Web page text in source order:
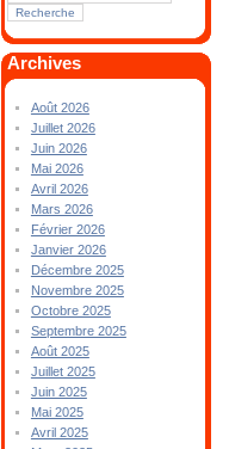
Archives
Août 2026
Juillet 2026
Juin 2026
Mai 2026
Avril 2026
Mars 2026
Février 2026
Janvier 2026
Décembre 2025
Novembre 2025
Octobre 2025
Septembre 2025
Août 2025
Juillet 2025
Juin 2025
Mai 2025
Avril 2025